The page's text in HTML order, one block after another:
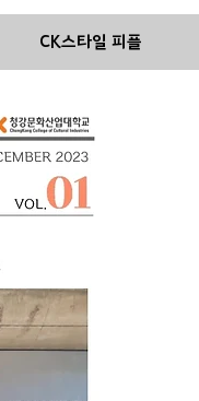
CK스타일 피플